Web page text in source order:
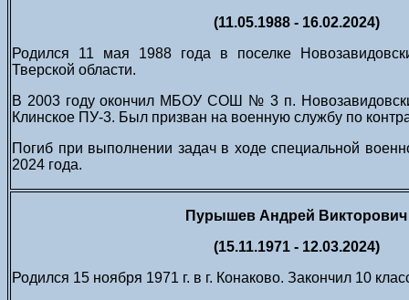
(11.05.1988 - 16.02.2024)
Родился 11 мая 1988 года в поселке
Тверской области.
В 2003 году окончил МБОУ СОШ № 3 п.
Клинское ПУ-3. Был призван на военную службу по
Погиб при выполнении задач в ходе специальной
2024 года.
Пурышев Андрей Викторович
(15.11.1971 - 12.03.2024)
Родился 15 ноября 1971 г. в г. Конаково. Закончил 10